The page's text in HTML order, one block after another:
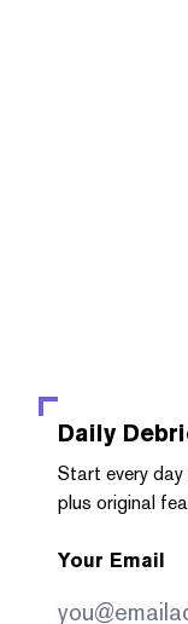
Daily
Start every
plus original
Your Email